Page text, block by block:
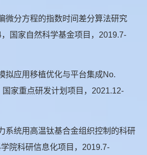
微分方程的指数时间差分算法研究
国家自然科学基金项目，2019.7-
拟应用移植优化与平台集成No.
家重点研发计划项目，2021.12-
系统用高温钛基合金组织控制的科研
院科研信息化项目，2019.7-